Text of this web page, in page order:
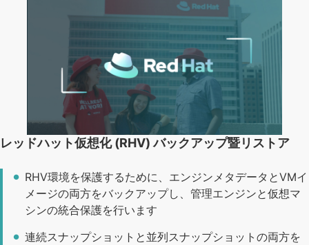
レッドハット仮想化 (RHV) バックアップ暨リストア
RHV環境を保護するために、エンジンメタデータとVMイ
メージの両方をバックアップし、管理エンジンと仮想マ
シンの統合保護を行います
連続スナップショットと並列スナップショットの両方を